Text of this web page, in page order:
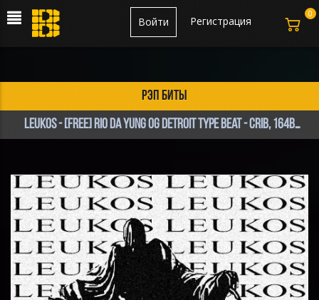
Регистрация
Войти
рэп биты
Leukos - [FREE] Rio Da Yung OG Detroit Type Beat - Crib, 164BPM, E Minor
0